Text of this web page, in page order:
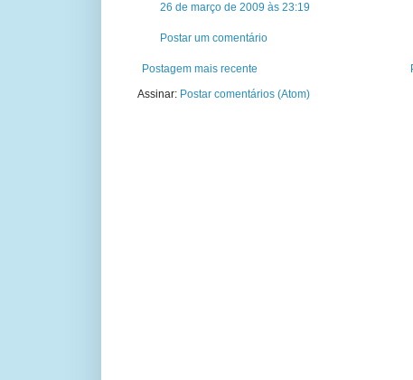
26 de março de 2009 às 23:19
Postar um comentário
Postagem mais recente
Assinar: Postar comentários (Atom)